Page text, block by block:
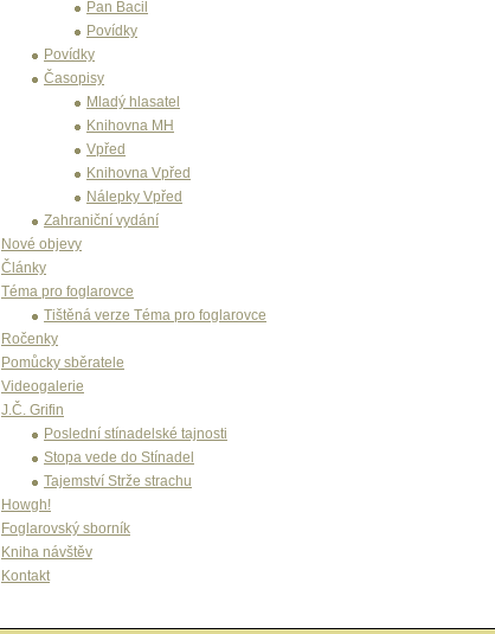
Pan Bacil
Povídky
Povídky
Časopisy
Mladý hlasatel
Knihovna MH
Vpřed
Knihovna Vpřed
Nálepky Vpřed
Zahraniční vydání
Nové objevy
Články
Téma pro foglarovce
Tištěná verze Téma pro foglarovce
Ročenky
Pomůcky sběratele
Videogalerie
J.Č. Grifin
Poslední stínadelské tajnosti
Stopa vede do Stínadel
Tajemství Strže strachu
Howgh!
Foglarovský sborník
Kniha návštěv
Kontakt